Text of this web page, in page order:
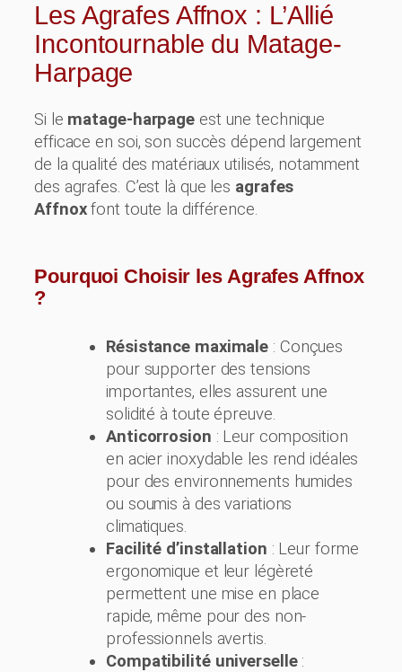
Les Agrafes Affnox : L’Allié
Incontournable du Matage-
Harpage
Si le matage-harpage est une technique
efficace en soi, son succès dépend largement
de la qualité des matériaux utilisés, notamment
des agrafes. C’est là que les agrafes
Affnoxfont toute la différence.
Pourquoi Choisir les Agrafes Affnox
?
Résistance maximale : Conçues
pour supporter des tensions
importantes, elles assurent une
solidité à toute épreuve.
Anticorrosion : Leur composition
en acier inoxydable les rend idéales
pour des environnements humides
ou soumis à des variations
climatiques.
Facilité d’installation : Leur forme
ergonomique et leur légèreté
permettent une mise en place
rapide, même pour des non-
professionnels avertis.
Compatibilité universelle: